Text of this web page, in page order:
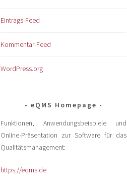
Eintrags-Feed
Kommentar-Feed
WordPress.org
eQMS Homepage
Funktionen, Anwendungsbeispiele und
Online-Präsentation zur Software für das
Qualitätsmanagement:
https://eqms.de